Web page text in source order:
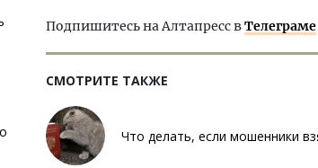
Подпишитесь на Алтапресс вТелеграме
СМОТРИТЕ ТАКЖЕ
Что делать, если мошенники